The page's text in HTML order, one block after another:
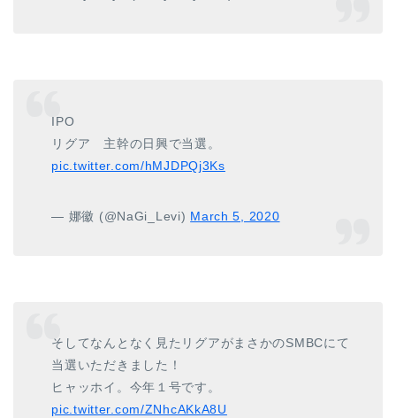
IPO
リグア 主幹の日興で当選。
pic.twitter.com/hMJDPQj3Ks
— 娜徽 (@NaGi_Levi) March 5, 2020
そしてなんとなく見たリグアがまさかのSMBCにて
当選いただきました！
ヒャッホイ。今年１号です。
pic.twitter.com/ZNhcAKkA8U